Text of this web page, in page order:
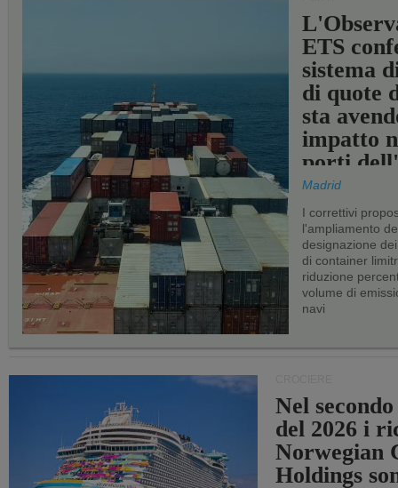
ETS
sistema
di quote
sta
impatto
porti
Madrid
I correttivi
l'ampliamento
designazione
di container
riduzione
volume di
navi
Nel
del 2026 i
Norwegian
Holdings